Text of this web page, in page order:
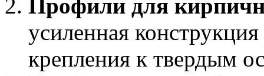
Профили для
усиленная
крепления к твердым